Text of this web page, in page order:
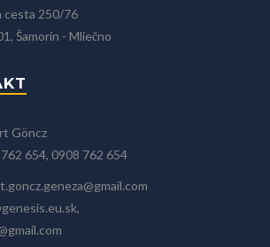
cesta 250/76
Šamorín - Mliečno
Göncz
654, 0908 762 654